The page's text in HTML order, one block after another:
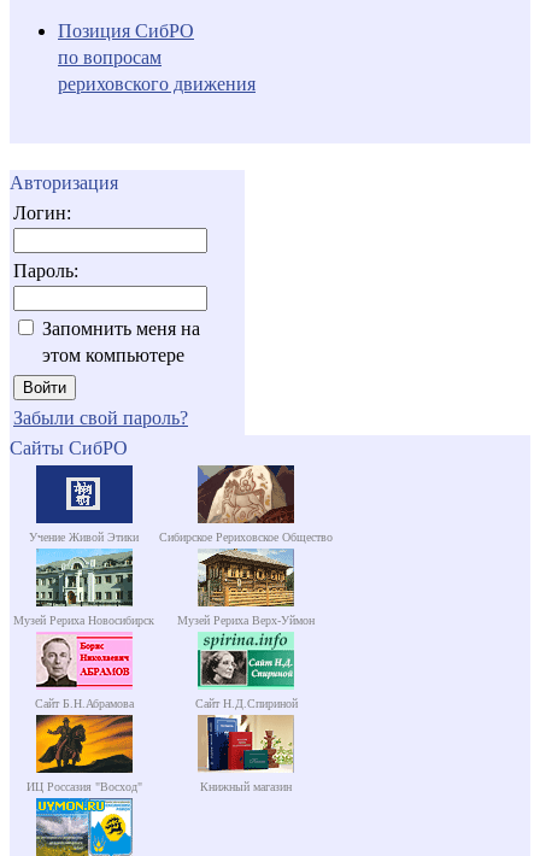
Позиция СибРО
по вопросам
рериховского движения
Авторизация
Логин:
Пароль:
Запомнить меня на
этом компьютере
Забыли свой пароль?
Сайты СибРО
Учение Живой Этики Сибирское Рериховское Общество
Музей Рериха Новосибирск Музей Рериха Верх-Уймон
Сайт Б.Н.Абрамова Сайт Н.Д.Спириной
ИЦ Россазия "Восход" Книжный магазин